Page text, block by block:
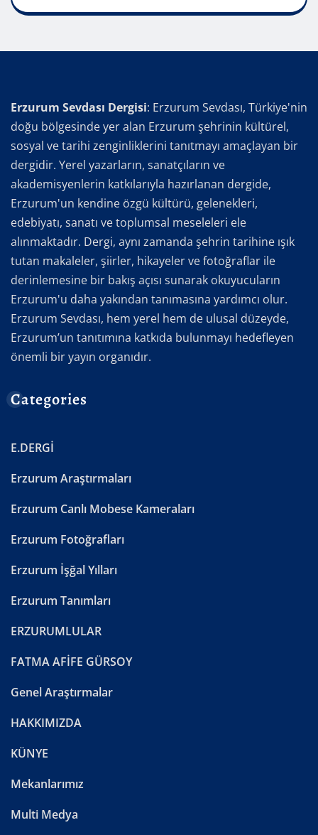
Erzurum Sevdası Dergisi: Erzurum Sevdası, Türkiye'nin
doğu bölgesinde yer alan Erzurum şehrinin kültürel,
sosyal ve tarihi zenginliklerini tanıtmayı amaçlayan bir
dergidir. Yerel yazarların, sanatçıların ve
akademisyenlerin katkılarıyla hazırlanan dergide,
Erzurum'un kendine özgü kültürü, gelenekleri,
edebiyatı, sanatı ve toplumsal meseleleri ele
alınmaktadır. Dergi, aynı zamanda şehrin tarihine ışık
tutan makaleler, şiirler, hikayeler ve fotoğraflar ile
derinlemesine bir bakış açısı sunarak okuyucuların
Erzurum'u daha yakından tanımasına yardımcı olur.
Erzurum Sevdası, hem yerel hem de ulusal düzeyde,
Erzurum’un tanıtımına katkıda bulunmayı hedefleyen
önemli bir yayın organıdır.
Categories
E.DERGİ
Erzurum Araştırmaları
Erzurum Canlı Mobese Kameraları
Erzurum Fotoğrafları
Erzurum İşğal Yılları
Erzurum Tanımları
ERZURUMLULAR
FATMA AFİFE GÜRSOY
Genel Araştırmalar
HAKKIMIZDA
KÜNYE
Mekanlarımız
Multi Medya